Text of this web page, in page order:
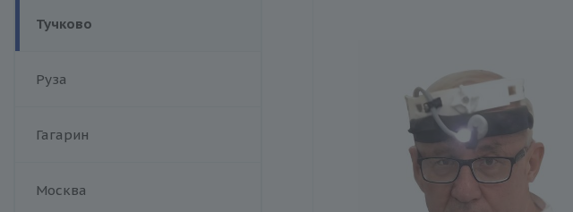
Тучково
Руза
Гагарин
Москва